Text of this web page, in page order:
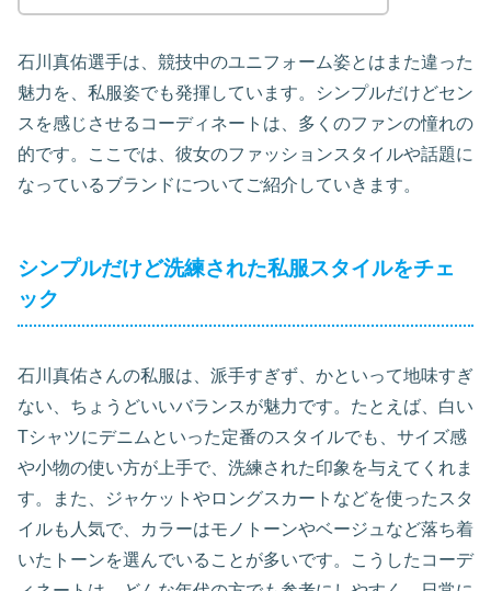
石川真佑選手は、競技中のユニフォーム姿とはまた違った
魅力を、私服姿でも発揮しています。シンプルだけどセン
スを感じさせるコーディネートは、多くのファンの憧れの
的です。ここでは、彼女のファッションスタイルや話題に
なっているブランドについてご紹介していきます。
シンプルだけど洗練された私服スタイルをチェ
ック
石川真佑さんの私服は、派手すぎず、かといって地味すぎ
ない、ちょうどいいバランスが魅力です。たとえば、白い
Tシャツにデニムといった定番のスタイルでも、サイズ感
や小物の使い方が上手で、洗練された印象を与えてくれま
す。また、ジャケットやロングスカートなどを使ったスタ
イルも人気で、カラーはモノトーンやベージュなど落ち着
いたトーンを選んでいることが多いです。こうしたコーデ